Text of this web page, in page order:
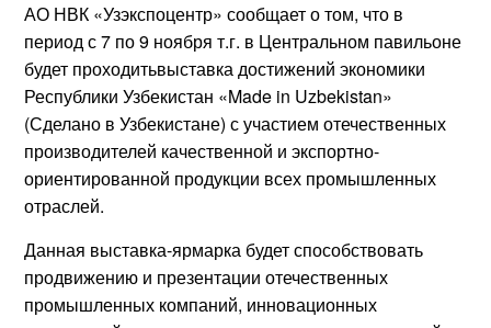
АО НВК «Узэкспоцентр» сообщает о том, что в
период с 7 по 9 ноября т.г. в Центральном павильоне
будет проходитьвыставка достижений экономики
Республики Узбекистан «Made in Uzbekistan»
(Сделано в Узбекистане) с участием отечественных
производителей качественной и экспортно-
ориентированной продукции всех промышленных
отраслей.
Данная выставка-ярмарка будет способствовать
продвижению и презентации отечественных
промышленных компаний, инновационных